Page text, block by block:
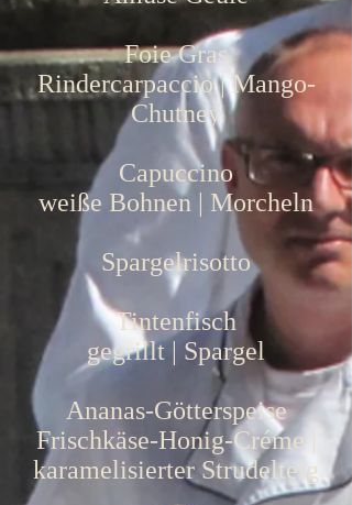
Foie Gras
Rindercarpaccio | Mango-
Chutney
Capuccino
weiße Bohnen | Morcheln
Spargelrisotto
Tintenfisch
gegrillt | Spargel
Ananas-Götterspeise
Frischkäse-Honig-Créme |
karamelisierter Strudelteig